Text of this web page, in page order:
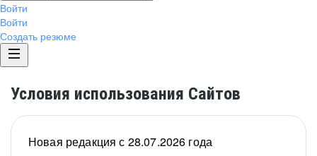
Войти
Войти
Создать резюме
Условия использования Сайтов
Новая редакция с 28.07.2026 года